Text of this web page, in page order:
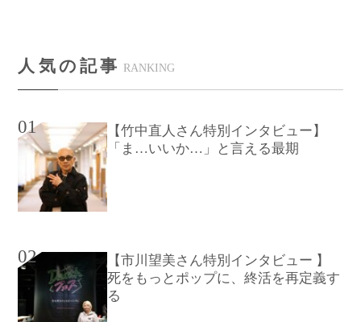
人気の記事 RANKING
01
【竹中直人さん特別インタビュー】
「ま…いいか…」と言える最期
02
【市川望美さん特別インタビュー 】
死をもっとポップに、終活を再定義す
る